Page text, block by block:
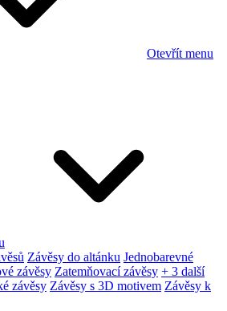
Otevřít menu
Závěsy do altánku Jednobarevné
závěsy Zatemňovací závěsy + 3 další
závěsy Závěsy s 3D motivem Závěsy k